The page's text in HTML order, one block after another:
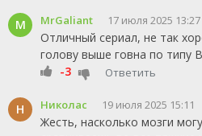
M MrGaliant 17 июля 2025 13:27
Отличный сериал, не так
голову выше говна по типу
-3
Ответить
Н Николас 19 июля 2025 15:11
Жесть, насколько мозги